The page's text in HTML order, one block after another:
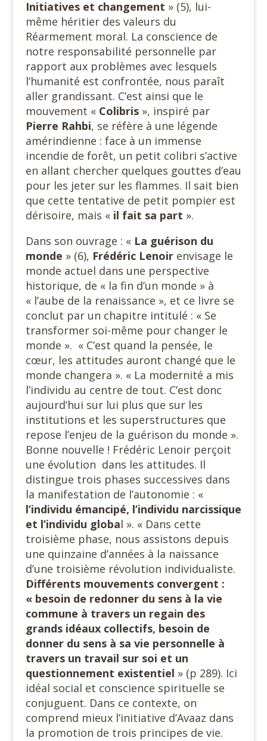
Initiatives et changement » (5), lui-
même héritier des valeurs du
Réarmement moral. La conscience de
notre responsabilité personnelle par
rapport aux problèmes avec lesquels
l’humanité est confrontée, nous paraît
aller grandissant. C’est ainsi que le
mouvement « Colibris », inspiré par
Pierre Rahbi, se réfère à une légende
amérindienne : face à un immense
incendie de forêt, un petit colibri s’active
en allant chercher quelques gouttes d’eau
pour les jeter sur les flammes. Il sait bien
que cette tentative de petit pompier est
dérisoire, mais « il fait sa part ».
Dans son ouvrage : « La guérison du
monde » (6), Frédéric Lenoirenvisage le
monde actuel dans une perspective
historique, de « la fin d’un monde » à
« l’aube de la renaissance », et ce livre se
conclut par un chapitre intitulé : « Se
transformer soi-même pour changer le
monde ». « C’est quand la pensée, le
cœur, les attitudes auront changé que le
monde changera ». « La modernité a mis
l’individu au centre de tout. C’est donc
aujourd’hui sur lui plus que sur les
institutions et les superstructures que
repose l’enjeu de la guérison du monde ».
Bonne nouvelle ! Frédéric Lenoir perçoit
une évolution dans les attitudes. Il
distingue trois phases successives dans
la manifestation de l’autonomie : «
l’individu émancipé, l’individu narcissique
et l’individu global ». « Dans cette
troisième phase, nous assistons depuis
une quinzaine d’années à la naissance
d’une troisième révolution individualiste.
Différents mouvements convergent :
« besoin de redonner du sens à la vie
commune à travers un regain des
grands idéaux collectifs, besoin de
donner du sens à sa vie personnelle à
travers un travail sur soi et un
questionnement existentiel » (p 289). Ici
idéal social et conscience spirituelle se
conjuguent. Dans ce contexte, on
comprend mieux l’initiative d’Avaaz dans
la promotion de trois principes de vie.